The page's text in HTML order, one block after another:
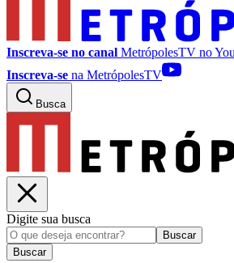
Inscreva-se no canal MetrópolesTV no
Inscreva-se na MetrópolesTV
Busca
Digite sua busca
Buscar
Buscar